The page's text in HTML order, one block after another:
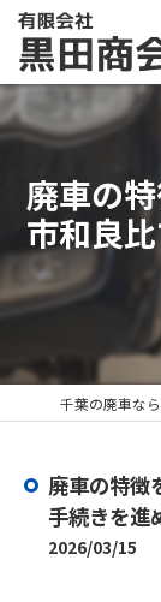
廃車の
市和良
廃車の特徴
手続きを進
2026/03/15